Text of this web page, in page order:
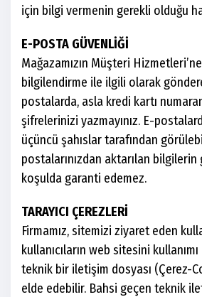
için bilgi vermenin gerekli olduğu
E-POSTA GÜVENLİĞİ
Mağazamızın Müşteri
bilgilendirme ile ilgili olarak
postalarda, asla kredi kartı
şifrelerinizi yazmayınız. E-
üçüncü şahıslar tarafından
postalarınızdan aktarılan
koşulda garanti edemez.
TARAYICI ÇEREZLERİ
Firmamız, sitemizi ziyaret eden
kullanıcıların web sitesini
teknik bir iletişim dosyası (Çerez-
elde edebilir. Bahsi geçen teknik